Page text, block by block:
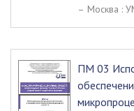
– Москва :
ПМ 03